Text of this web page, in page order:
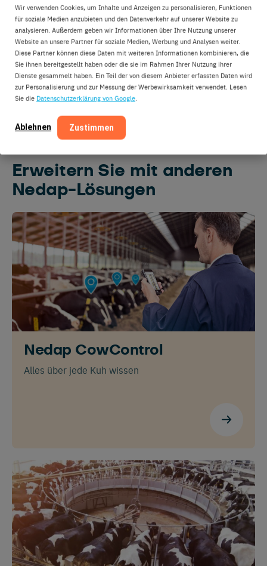
Wir verwenden Cookies, um Inhalte und Anzeigen zu personalisieren, Funktionen
für soziale Medien anzubieten und den Datenverkehr auf unserer Website zu
analysieren. Außerdem geben wir Informationen über Ihre Nutzung unserer
Website an unsere Partner für soziale Medien, Werbung und Analysen weiter.
Diese Partner können diese Daten mit weiteren Informationen kombinieren, die
Sie ihnen bereitgestellt haben oder die sie im Rahmen Ihrer Nutzung ihrer
Dienste gesammelt haben. Ein Teil der von diesem Anbieter erfassten Daten wird
zur Personalisierung und zur Messung der Werbewirksamkeit verwendet. Lesen
Sie die Datenschutzerklärung von Google.
Ablehnen Zustimmen
Die Nedap-Kuhfütterungsstation stellt sicher, dass die
weniger durchsetzungsfähigen Färsen und Kühe in der
Gruppe beim Fressen nicht gestört oder verjagt werden.
Der abgeschirmte Futtertrog, die Seitengitter und die
robuste, nach hinten gerichtete Barriere verhindern das
Springen und bieten Ihren Kühen beim Fressen den
bestmöglichen Schutz. Eine optionale pneumatische
Heckklappe kann hinzugefügt werden.
Erweitern Sie mit anderen
Nedap-Lösungen
Nedap CowControl
Alles über jede Kuh wissen
Website besuchen. Möchten Sie
wechseln zu: